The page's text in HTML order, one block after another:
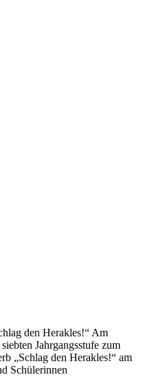
den Herakles!“ Am
Jahrgangsstufe zum
„Schlag den Herakles!“ am
Schülerinnen